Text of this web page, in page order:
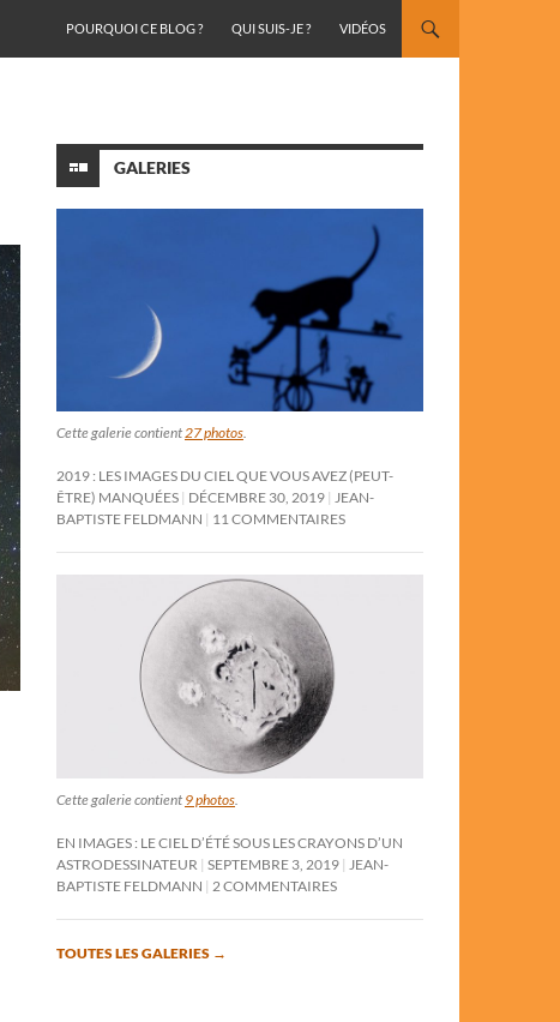
POURQUOI CE BLOG ?
QUI SUIS-JE ? VIDÉOS
GALERIES
Cette galerie contient27 photos.
2019 : LES IMAGES DU CIEL QUE VOUS AVEZ (PEUT-
ÊTRE) MANQUÉES DÉCEMBRE 30, 2019 JEAN-
BAPTISTE FELDMANN
11 COMMENTAIRES
Cette galerie contient 9 photos
EN IMAGES : LE CIEL D’ÉTÉ SOUS LES CRAYONS D’UN
ASTRODESSINATEUR SEPTEMBRE 3, 2019
JEAN-
BAPTISTE FELDMANN
2 COMMENTAIRES
TOUTES LES GALERIES →